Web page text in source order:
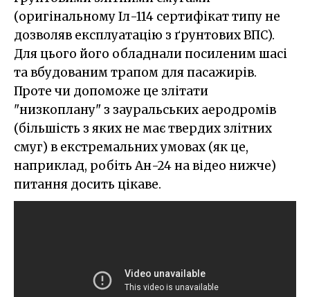
(оригінальному Іл-114 сертифікат типу не
дозволяв експлуатацію з ґрунтових ВПС).
Для цього його обладнали посиленим шасі
та вбудованим трапом для пасажирів.
Проте чи допоможе це злітати
"низкоплану" з зауральських аеродромів
(більшість з яких не має твердих злітних
смуг) в екстремальних умовах (як це,
наприклад, робіть Ан-24 на відео нижче)
питання досить цікаве.